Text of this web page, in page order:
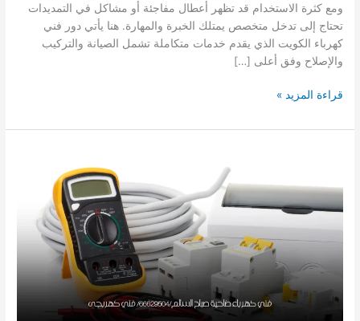
ومع كثرة الاستخدام قد تظهر أعطال مفاجئة أو مشاكل في التمديدات
تحتاج إلى تدخل متخصص يمتلك الخبرة والمهارة. هنا يأتي دور فني
كهرباء الكويت الذي يقدم خدمات متكاملة تشمل الصيانة والتركيب
والإصلاح وفق أعلى […]
فني
الكويت/
هندى
قراءة المزيد »